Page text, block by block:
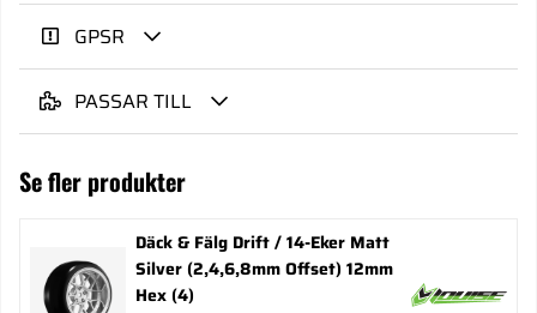
GPSR
PASSAR TILL
Se fler produkter
Däck & Fälg Drift / 14-Eker Matt
Silver (2,4,6,8mm Offset) 12mm
Hex (4)